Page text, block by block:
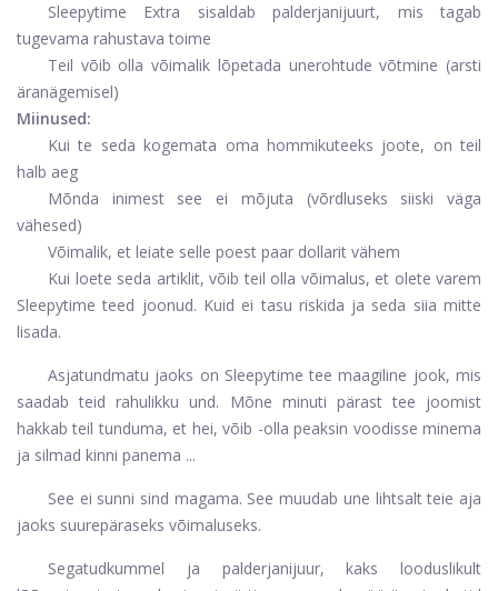
Sleepytime Extra sisaldab palderjanijuurt, mis tagab
tugevama rahustava toime
Teil võib olla võimalik lõpetada unerohtude võtmine (arsti
äranägemisel)
Miinused:
Kui te seda kogemata oma hommikuteeks joote, on teil
halb aeg
Mõnda inimest see ei mõjuta (võrdluseks siiski väga
vähesed)
Võimalik, et leiate selle poest paar dollarit vähem
Kui loete seda artiklit, võib teil olla võimalus, et olete varem
Sleepytime teed joonud. Kuid ei tasu riskida ja seda siia mitte
lisada.
Asjatundmatu jaoks on Sleepytime tee maagiline jook, mis
saadab teid rahulikku und. Mõne minuti pärast tee joomist
hakkab teil tunduma, et hei, võib -olla peaksin voodisse minema
ja silmad kinni panema ...
See ei sunni sind magama. See muudab une lihtsalt teie aja
jaoks suurepäraseks võimaluseks.
Segatudkummel ja palderjanijuur, kaks looduslikult